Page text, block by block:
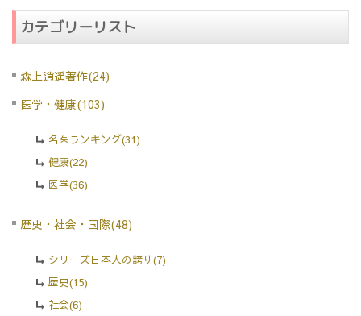
カテゴリーリスト
森上逍遥著作(24)
医学・健康(103)
名医ランキング(31)
健康(22)
医学(36)
歴史・社会・国際(48)
シリーズ日本人の誇り(7)
歴史(15)
社会(6)